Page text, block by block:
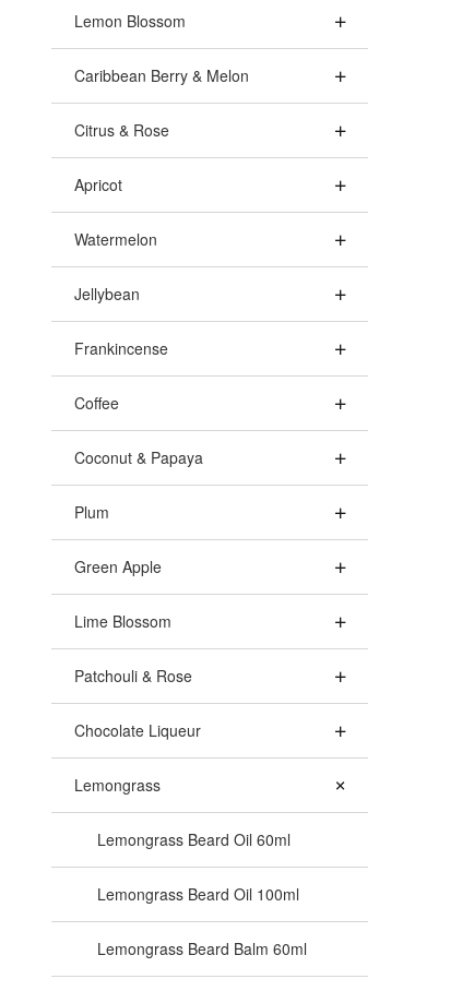
Lemon Blossom
Caribbean Berry & Melon
Citrus & Rose
Apricot
Watermelon
Jellybean
Frankincense
Coffee
Coconut & Papaya
Plum
Green Apple
Lime Blossom
Patchouli & Rose
Chocolate Liqueur
Lemongrass
Lemongrass Beard Oil 60ml
Lemongrass Beard Oil 100ml
Lemongrass Beard Balm 60ml